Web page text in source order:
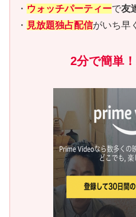
・ ウォッチパーティーで友
・ 見放題独占配信がいち早く
2分で簡単